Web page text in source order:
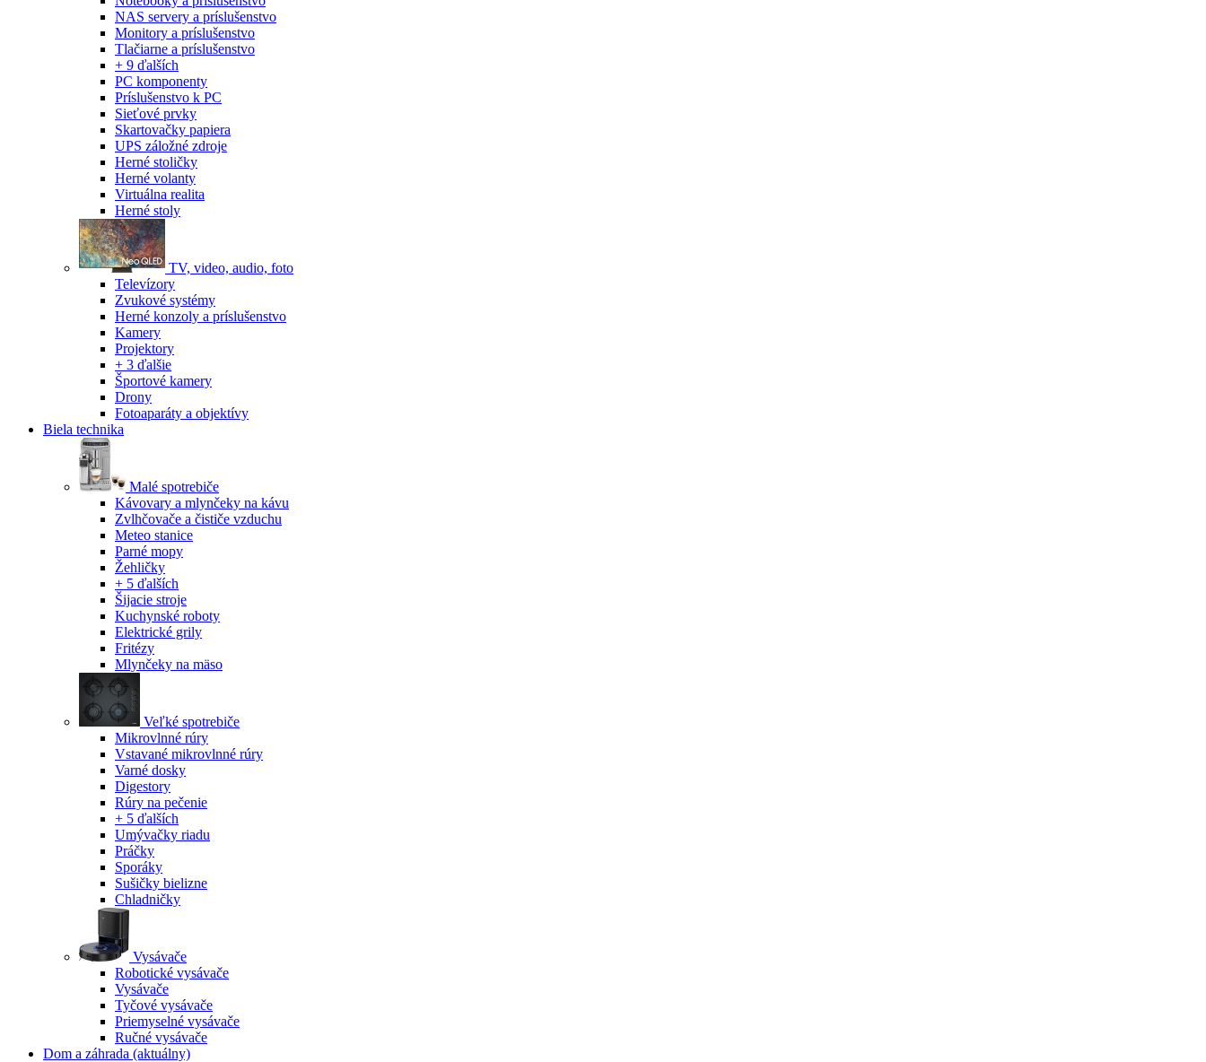
NAS servery a príslušenstvo
Monitory a príslušenstvo
Tlačiarne a príslušenstvo
+ 9 ďalších
PC komponenty
Príslušenstvo k PC
Sieťové prvky
Skartovačky papiera
UPS záložné zdroje
Herné stoličky
Herné volanty
Virtuálna realita
Herné stoly
TV, video, audio, foto
Televízory
Zvukové systémy
Herné konzoly a príslušenstvo
Kamery
Projektory
+ 3 ďalšie
Športové kamery
Drony
Fotoaparáty a objektívy
Biela technika
Malé spotrebiče
Kávovary a mlynčeky na kávu
Zvlhčovače a čističe vzduchu
Meteo stanice
Parné mopy
Žehličky
+ 5 ďalších
Šijacie stroje
Kuchynské roboty
Elektrické grily
Fritézy
Mlynčeky na mäso
Veľké spotrebiče
Mikrovlnné rúry
Vstavané mikrovlnné rúry
Varné dosky
Digestory
Rúry na pečenie
+ 5 ďalších
Umývačky riadu
Práčky
Sporáky
Sušičky bielizne
Chladničky
Vysávače
Robotické vysávače
Vysávače
Tyčové vysávače
Priemyselné vysávače
Ručné vysávače
Dom a záhrada (aktuálny)